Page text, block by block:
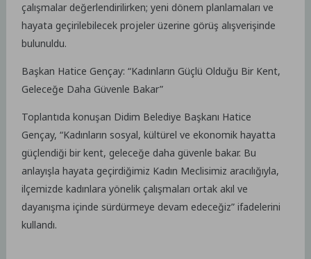
çalışmalar değerlendirilirken; yeni dönem planlamaları ve
hayata geçirilebilecek projeler üzerine görüş alışverişinde
bulunuldu.
Başkan Hatice Gençay: “Kadınların Güçlü Olduğu Bir Kent,
Geleceğe Daha Güvenle Bakar”
Toplantıda konuşan Didim Belediye Başkanı Hatice
Gençay, “Kadınların sosyal, kültürel ve ekonomik hayatta
güçlendiği bir kent, geleceğe daha güvenle bakar. Bu
anlayışla hayata geçirdiğimiz Kadın Meclisimiz aracılığıyla,
ilçemizde kadınlara yönelik çalışmaları ortak akıl ve
dayanışma içinde sürdürmeye devam edeceğiz” ifadelerini
kullandı.